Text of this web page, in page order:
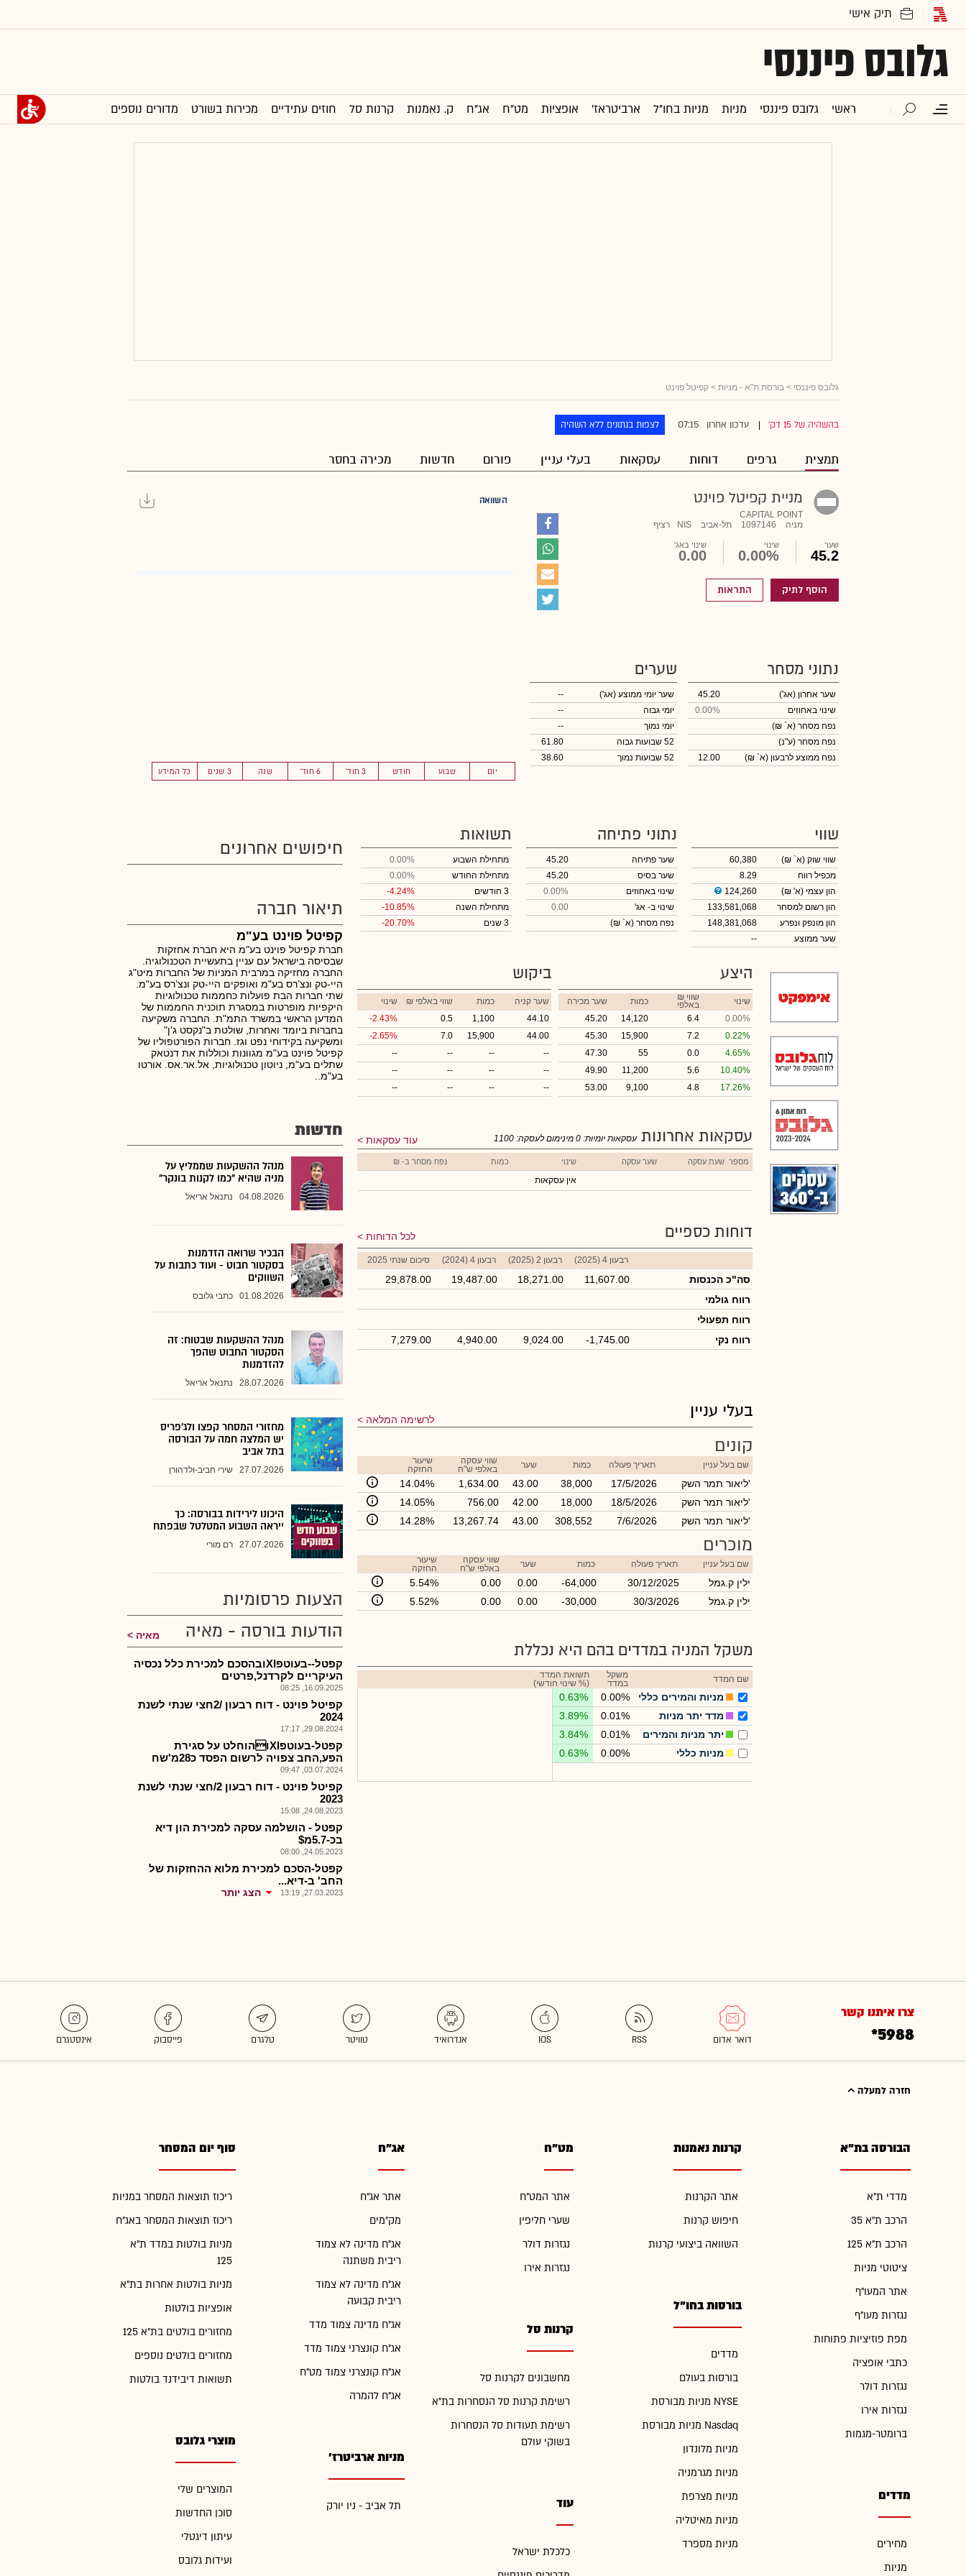
גלובס פיננסי
ראשי גלובס פיננסי מניות מניות בחו"ל ארביטראז' אופציות מט"ח אג"ח ק. נאמנות קרנות סל חוזים עתידיים מכירות בשורט מדורים נוספים
גלובס פיננסי > בורסת ת"א - מניות > קפיטל פוינט
בהשהיה של 15 דק' עדכון אחרון 07:15 לצפות בנתונים ללא השהיה
תמצית גרפים דוחות עסקאות בעלי עניין פורום חדשות מכירה בחסר
מניית קפיטל פוינט
CAPITAL POINT
מניה
1097146 תל-אביב NIS רציף
שער
45.2
שינוי
0.00%
שינוי באג'
0.00
הוסף לתיק התראות
השוואה
יום שבוע חודש 3 חוד' 6 חוד' שנה 3 שנים כל המידע
נתוני מסחר
שער אחרון (אג')
45.20
שינוי באחוזים
0.00%
נפח מסחר (א` ₪)
נפח מסחר (ע"נ)
נפח ממוצע לרבעון (א` ₪)
12.00
שערים
שער יומי ממוצע (אג')
--
יומי גבוה
--
יומי נמוך
--
52 שבועות גבוה
61.80
52 שבועות נמוך
38.60
שווי
שווי שוק (א` ₪)
60,380
מכפיל רווח
8.29
הון עצמי (א' ₪)
124,260
הון רשום למסחר
133,581,068
הון מונפק ונפרע
148,381,068
שער ממוצע
--
נתוני פתיחה
שער פתיחה
45.20
שער בסיס
45.20
שינוי באחוזים
0.00%
שינוי ב- אג'
0.00
נפח מסחר (א` ₪)
תשואות
מתחילת השבוע
0.00%
מתחילת החודש
0.00%
3 חודשים
-4.24%
מתחילת השנה
-10.85%
3 שנים
-20.70%
היצע
שינוי ₪ שווי
באלפי כמות
שער מכירה
0.00%
6.4
14,120
45.20
0.22%
7.2
15,900
45.30
4.65%
0.0
55
47.30
10.40%
5.6
11,200
49.90
17.26%
4.8
9,100
53.00
ביקוש
שער קניה כמות ₪ שווי באלפי
שינוי
44.10
1,100
0.5
-2.43%
44.00
15,900
7.0
-2.65%
--
--
--
--
--
--
--
--
--
--
--
--
עסקאות אחרונות עוד עסקאות עסקאות יומיות: 0 מינימום לעסקה: 1100
מספר שעת עסקה שער עסקה שינוי כמות נפח מסחר ב- ₪
אין עסקאות
דוחות כספיים לכל הדוחות
רבעון 4 (2025) רבעון 2 (2025) רבעון 4 (2024) סיכום שנתי 2025
סה"כ הכנסות 11,607.00
18,271.00
19,487.00
29,878.00
רווח גולמי
רווח תפעולי
רווח נקי
-1,745.00
9,024.00
4,940.00
7,279.00
בעלי עניין לרשימה המלאה
קונים
שם בעל עניין תאריך פעולה כמות שער
שווי עסקה
באלפי ש"ח
שיעור
החזקה
ליאור תמר השק' 17/5/2026
38,000
43.00
1,634.00
14.04%
ליאור תמר השק'
18/5/2026
18,000
42.00
756.00
14.05%
ליאור תמר השק'
7/6/2026
308,552
43.00
13,267.74
14.28%
מוכרים
שם בעל עניין תאריך פעולה כמות שער
שווי עסקה
באלפי ש"ח
שיעור
החזקה
ילין ק.גמל 30/12/2025
-64,000
0.00
0.00
5.54%
ילין ק.גמל
30/3/2026
-30,000
0.00
0.00
5.52%
משקל המניה במדדים בהם היא נכללת
שם המדד
משקל
במדד
תשואת המדד
(% שינוי חודשי)
מניות והמירים כללי 0.00%
0.63%
מדד יתר מניות
0.01%
3.89%
יתר מניות והמירים
0.01%
3.84%
מניות כללי
0.00%
0.63%
חיפושים אחרונים
תיאור חברה
קפיטל פוינט בע"מ
חברת קפיטל פוינט בע"מ היא חברת אחזקות
שבסיסה בישראל עם עניין בתעשיית הטכנולוגיה.
החברה מחזיקה במרבית המניות של החברות מיט"ג
היי-טק ונצ’רס בע"מ ואופקים היי-טק ונצ’רס בע"מ.
שתי חברות הבת פועלות כחממות טכנולוגיות
היקפיות מופרטות במסגרת תוכנית החממות של
המדען הראשי במשרד התמ"ת. החברה משקיעה
בחברות ביומד ואחרות, שולטת ב"נקסט ג'ן"
ומשקיעה בקידוחי נפט וגז. חברות הפורטפוליו של
קפיטל פוינט בע"מ מגוונות וכוללות את דנטאק
שתלים בע"מ, ניוטון טכנולוגיות, אל.אר.אס. אורטו
בע"מ..
חדשות
מנהל ההשקעות שממליץ על
מניה שהיא "כמו לקנות בונקר"
04.08.2026 נתנאל אריאל
הבכיר שרואה הזדמנות
בסקטור חבוט - ועוד כתבות על
השווקים
01.08.2026 כתבי גלובס
מנהל ההשקעות שבטוח: זה
הסקטור החבוט שהפך
להזדמנות
28.07.2026 נתנאל אריאל
מחזורי המסחר קפצו ולג'פריס
יש המלצה חמה על הבורסה
בתל אביב
27.07.2026 שירי חביב-ולדהורן
היכונו לירידות בבורסה: כך
ייראה השבוע המטלטל שבפתח
27.07.2026 רם מורי
הצעות פרסומיות
הודעות בורסה - מאיה
מאיה
קפטל--בעוטפXIובהסכם למכירת כלל נכסיה
העיקריים לקרדנל,פרטים
16.09.2025, 08:25
קפיטל פוינט - דוח רבעון /2חצי שנתי לשנת
2024
29.08.2024, 17:17
קפטל-בעוטפXIוהוחלט על סגירת
הפע,החב צפויה לרשום הפסד כ28מ'שח
03.07.2024, 09:47
קפיטל פוינט - דוח רבעון 2/חצי שנתי לשנת
2023
24.08.2023, 15:08
קפטל - הושלמה עסקה למכירת הון דיא
בכ-5.7מ$
24.05.2023, 08:00
קפטל-הסכם למכירת מלוא ההחזקות של
החב' ב-דיא...
27.03.2023, 13:19 הצג יותר
צרו איתנו קשר
*5988
חזרה למעלה
הבורסה בת"א
מדדי ת"א
הרכב ת"א 35
הרכב ת"א 125
ציטוטי מניות
אתר המעו"ף
נגזרות מעו"ף
מפת פוזיציות פתוחות
כתבי אופציה
נגזרות דולר
נגזרות אירו
ברומטר-מגמות
מדדים
מחירים
מניות
קרנות נאמנות
אתר הקרנות
חיפוש קרנות
השוואה ביצועי קרנות
בורסות בחו"ל
מדדים
בורסות בעולם
מניות מבורסת NYSE
מניות מבורסת Nasdaq
מניות מלונדון
מניות מגרמניה
מניות מצרפת
מניות מאיטליה
מניות מספרד
מט"ח
אתר המט"ח
שערי חליפין
נגזרות דולר
נגזרות אירו
קרנות סל
מחשבונים לקרנות סל
רשימת קרנות סל הנסחרות בת"א
רשימת תעודות סל הנסחרות
בשוקי עולם
עוד
כלכלת ישראל
אג"ח
אתר אג"ח
מק"מים
אג"ח מדינה לא צמוד
ריבית משתנה
אג"ח מדינה לא צמוד
ריבית קבועה
אג"ח מדינה צמוד מדד
אג"ח קונצרני צמוד מדד
אג"ח קונצרני צמוד מט"ח
אג"ח להמרה
מניות ארביטרז'
תל אביב - ניו יורק
סוף יום המסחר
ריכוז תוצאות המסחר במניות
ריכוז תוצאות המסחר באג"ח
מניות בולטות במדד ת"א
125
מניות בולטות אחרות בת"א
אופציות בולטות
מחזורים בולטים בת"א 125
מחזורים בולטים נוספים
תשואות דיבידנד בולטות
מוצרי גלובס
המוצרים שלי
סוכן החדשות
עיתון דיגטלי
ועידות גלובס